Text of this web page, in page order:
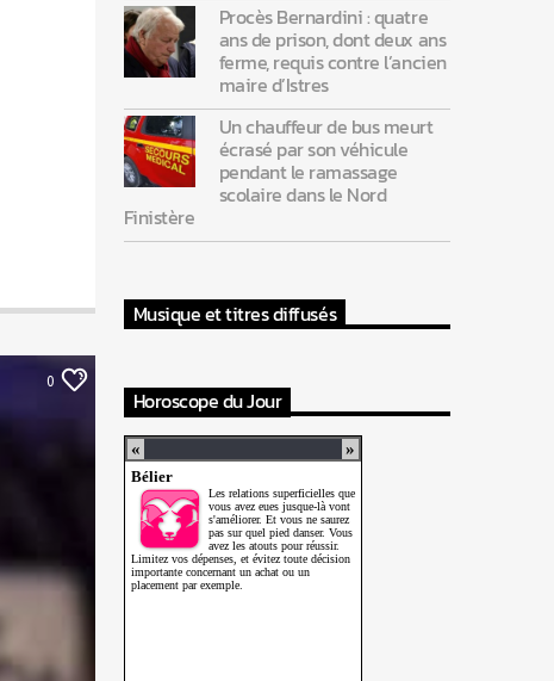
0
Procès Bernardini : quatre
ans de prison, dont deux ans
ferme, requis contre l’ancien
maire d’Istres
Un chauffeur de bus meurt
écrasé par son véhicule
pendant le ramassage
scolaire dans le Nord
Finistère
Musique et titres diffusés
Horoscope du Jour